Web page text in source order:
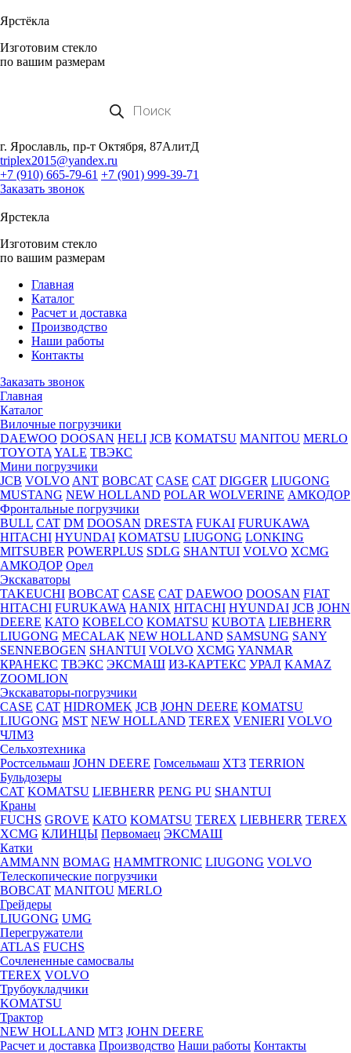
Ярстёкла
Изготовим стекло
по вашим размерам
товаров
г. Ярославль, пр-т Октября, 87АлитД
triplex2015@yandex.ru
+7 (910) 665-79-61 +7 (901) 999-39-71
Заказать звонок
Ярстекла
Изготовим стекло
по вашим размерам
Главная
Каталог
Расчет и доставка
Производство
Наши работы
Контакты
Заказать звонок
Главная
Каталог
Вилочные погрузчики
DAEWOO DOOSAN HELI JCB KOMATSU MANITOU MERLO
TOYOTA YALE ТВЭКС
Мини погрузчики
JCB VOLVO ANT BOBCAT CASE CAT DIGGER LIUGONG
MUSTANG NEW HOLLAND POLAR WOLVERINE АМКОДОР
Фронтальные погрузчики
BULL CAT DM DOOSAN DRESTA FUKAI FURUKAWA
HITACHI HYUNDAI KOMATSU LIUGONG LONKING
MITSUBER POWERPLUS SDLG SHANTUI VOLVO XCMG
АМКОДОР Орел
Экскаваторы
TAKEUCHI BOBCAT CASE CAT DAEWOO DOOSAN FIAT
HITACHI FURUKAWA HANIX HITACHI HYUNDAI JCB JOHN
DEERE KATO KOBELCO KOMATSU KUBOTА LIEBHERR
LIUGONG MECALAK NEW HOLLAND SAMSUNG SANY
SENNEBOGEN SHANTUI VOLVO XCMG YANMAR
КРАНЕКС ТВЭКС ЭКСМАШ ИЗ-КАРТЕКС УРАЛ KAMAZ
ZOOMLION
Экскаваторы-погрузчики
CASE CAT HIDROМEK JCB JOHN DEERE KOMATSU
LIUGONG MST NEW HOLLAND TEREX VENIERI VOLVO
ЧЛМЗ
Сельхозтехника
Ростсельмаш JOHN DEERE Гомсельмаш ХТЗ TERRION
Бульдозеры
CAT KOMATSU LIEBHERR PENG PU SHANTUI
Краны
FUCHS GROVE KATO KOMATSU TEREX LIEBHERR TEREX
XCMG КЛИНЦЫ Первомаец ЭКСМАШ
Катки
AMMANN BOMAG HAMMTRONIC LIUGONG VOLVO
Телескопические погрузчики
BOBCAT MANITOU MERLO
Грейдеры
LIUGONG UMG
Перегружатели
ATLAS FUCHS
Сочлененные самосвалы
TEREX VOLVO
Трубоукладчики
KOMATSU
Трактор
NEW HOLLAND МТЗ JOHN DEERE
Расчет и доставка Производство Наши работы Контакты